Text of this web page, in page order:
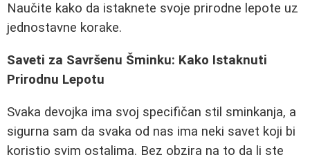
Naučite kako da istaknete svoje prirodne lepote uz
jednostavne korake.
Saveti za Savršenu Šminku: Kako Istaknuti
Prirodnu Lepotu
Svaka devojka ima svoj specifičan stil sminkanja, a
sigurna sam da svaka od nas ima neki savet koji bi
koristio svim ostalima. Bez obzira na to da li ste